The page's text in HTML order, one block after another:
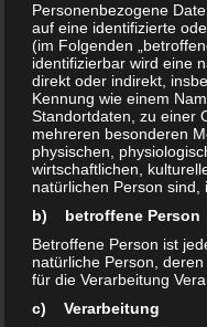
Schlagwörter: Aktuell
DAS KÖNNTE
Personenbezogene
auf eine identifizierte
(im Folgenden
identifizierbar wird eine
direkt oder indirekt,
Kennung wie einem
Standortdaten, zu einer
mehreren besonderen
physischen,
wirtschaftlichen,
natürlichen Person sind,
b) betroffene Person
Betroffene Person ist
natürliche Person,
für die Verarbeitung
c) Verarbeitung